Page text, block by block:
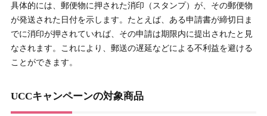
具体的には、郵便物に押された消印（スタンプ）が、その郵便物
が発送された日付を示します。たとえば、ある申請書が締切日ま
でに消印が押されていれば、その申請は期限内に提出されたと見
なされます。これにより、郵送の遅延などによる不利益を避ける
ことができます。
UCCキャンペーンの対象商品